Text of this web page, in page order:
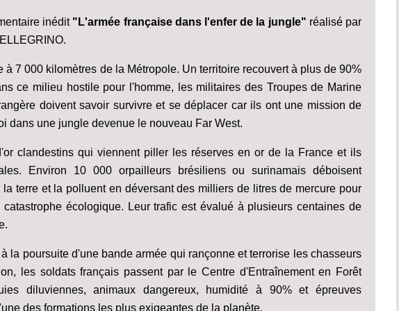
inédit "L'armée française dans l'enfer de la jungle" réalisé par
à 7 000 kilomètres de la Métropole. Un territoire recouvert à plus de 90%
ce milieu hostile pour l'homme, les militaires des Troupes de Marine
doivent savoir survivre et se déplacer car ils ont une mission de
dans une jungle devenue le nouveau Far West.
clandestins qui viennent piller les réserves en or de la France et ils
Environ 10 000 orpailleurs brésiliens ou surinamais déboisent
terre et la polluent en déversant des milliers de litres de mercure pour
écologique. Leur trafic est évalué à plusieurs centaines de
la poursuite d'une bande armée qui rançonne et terrorise les chasseurs
les soldats français passent par le Centre d'Entraînement en Forêt
diluviennes, animaux dangereux, humidité à 90% et épreuves
des formations les plus exigeantes de la planète.